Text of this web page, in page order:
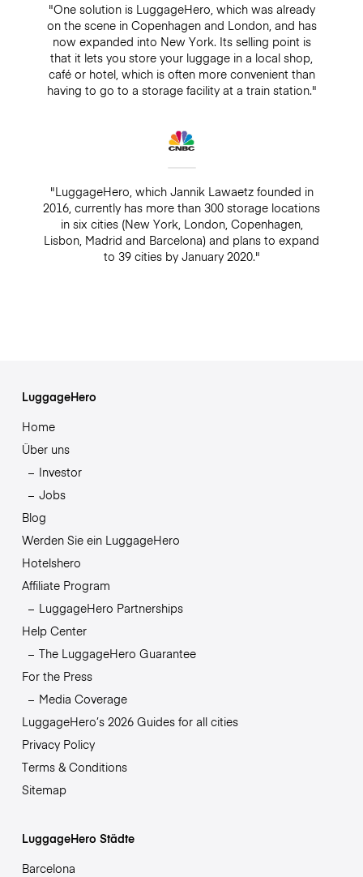
"One solution is LuggageHero, which was already
on the scene in Copenhagen and London, and has
now expanded into New York. Its selling point is
that it lets you store your luggage in a local shop,
café or hotel, which is often more convenient than
having to go to a storage facility at a train station."
"LuggageHero, which Jannik Lawaetz founded in
2016, currently has more than 300 storage locations
in six cities (New York, London, Copenhagen,
Lisbon, Madrid and Barcelona) and plans to expand
to 39 cities by January 2020."
LuggageHero
Home
Über uns
Investor
Jobs
Blog
Werden Sie ein LuggageHero
Hotelshero
Affiliate Program
LuggageHero Partnerships
Help Center
The LuggageHero Guarantee
For the Press
Media Coverage
LuggageHero’s 2026 Guides for all cities
Privacy Policy
Terms & Conditions
Sitemap
LuggageHero Städte
Barcelona